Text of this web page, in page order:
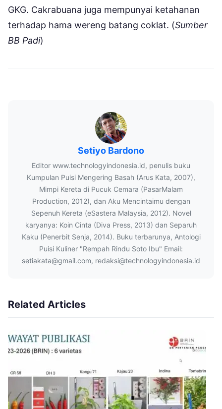
GKG. Cakrabuana juga mempunyai ketahanan
terhadap hama wereng batang coklat. (Sumber
BB Padi)
Setiyo Bardono
Editor www.technologyindonesia.id, penulis buku
Kumpulan Puisi Mengering Basah (Arus Kata, 2007),
Mimpi Kereta di Pucuk Cemara (PasarMalam
Production, 2012), dan Aku Mencintaimu dengan
Sepenuh Kereta (eSastera Malaysia, 2012). Novel
karyanya: Koin Cinta (Diva Press, 2013) dan Separuh
Kaku (Penerbit Senja, 2014). Buku terbarunya, Antologi
Puisi Kuliner "Rempah Rindu Soto Ibu" Email:
setiakata@gmail.com, redaksi@technologyindonesia.id
Related Articles